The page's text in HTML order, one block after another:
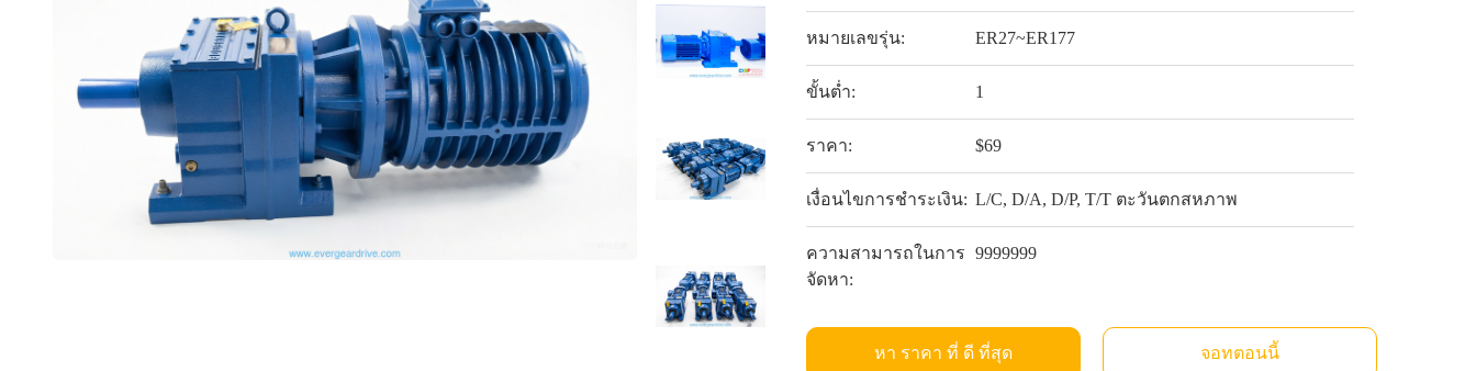
หมายเลขรุ่น: ER27~ER177
ขั้นต่ำ: 1
ราคา: $69
เงื่อนไขการชำระเงิน: L/C, D/A, D/P, T/T ตะวันตกสหภาพ
ความสามารถในการ
จัดหา:
9999999
หา ราคา ที่ ดี ที่สุด จอทตอนนี้